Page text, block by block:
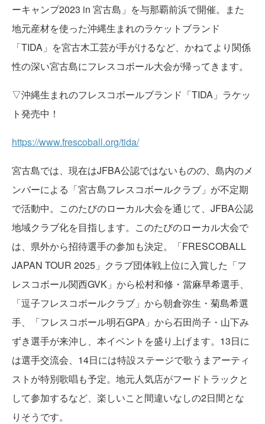
ーキャンプ2023 in 宮古島」を与那覇前浜で開催。また
地元産材を使った沖縄生まれのラケットブランド
「TIDA」を宮古木工芸が手がけるなど、かねてより関係
性の深い宮古島にフレスコボール大会が帰ってきます。
▽沖縄生まれのフレスコボールブランド「TIDA」ラケッ
ト発売中！
https://www.frescoball.org/tida/
宮古島では、現在はJFBA公認ではないものの、島内のメ
ンバーによる「宮古島フレスコボールクラブ」が不定期
で活動中。このたびのローカル大会を通じて、JFBA公認
地域クラブ化を目指します。このたびのローカル大会で
は、県外から招待選手の参加も決定。「FRESCOBALL
JAPAN TOUR 2025」クラブ団体戦上位に入賞した「フ
レスコボール関西GVK」から松村和修・當麻早希選手、
「逗子フレスコボールクラブ」から朝倉弥生・菊島希選
手、「フレスコボール明石GPA」から石田尚子・山下み
ずき選手が来沖し、本イベントを盛り上げます。13日に
は選手交流会、14日には特設ステージで歌うまアーティ
ストが特別歌唱も予定。地元人気店がフードトラックと
して参加するなど、楽しいこと間違いなしの2日間とな
りそうです。